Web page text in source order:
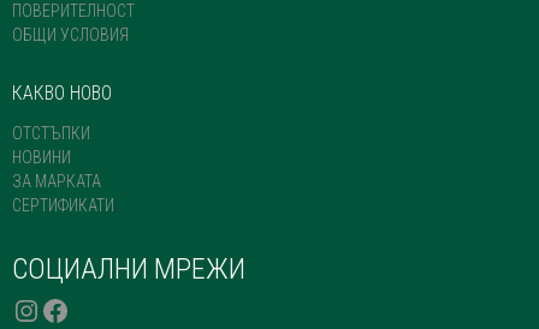
ПОВЕРИТЕЛНОСТ
ОБЩИ УСЛОВИЯ
КАКВО НОВО
ОТСТЪПКИ
НОВИНИ
ЗА МАРКАТА
СЕРТИФИКАТИ
СОЦИАЛНИ МРЕЖИ
INSTAGRAM
FACEBOOK